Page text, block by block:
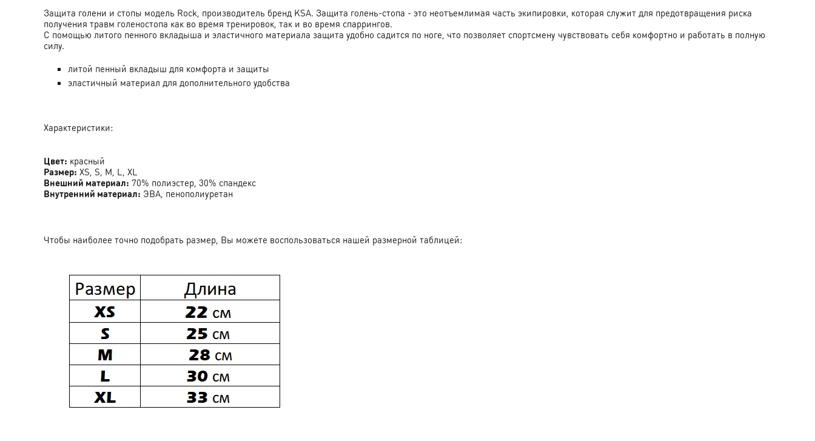
Защита голени и стопы модель Rock, производитель бренд KSA. Защита голень-стопа - это неотъемлимая часть экипировки, которая служит для предотвращения риска
получения травм голеностопа как во время тренировок, так и во время спаррингов.
С помощью литого пенного вкладыша и эластичного материала защита удобно садится по ноге, что позволяет спортсмену чувствовать себя комфортно и работать в полную
силу.
литой пенный вкладыш для комфорта и защиты
эластичный материал для дополнительного удобства
Характеристики:
Цвет: красный
Размер: XS, S, M, L, XL
Внешний материал: 70% полиэстер, 30% спандекс
Внутренний материал: ЭВА, пенополиуретан
Чтобы наиболее точно подобрать размер, Вы можете воспользоваться нашей размерной таблицей: